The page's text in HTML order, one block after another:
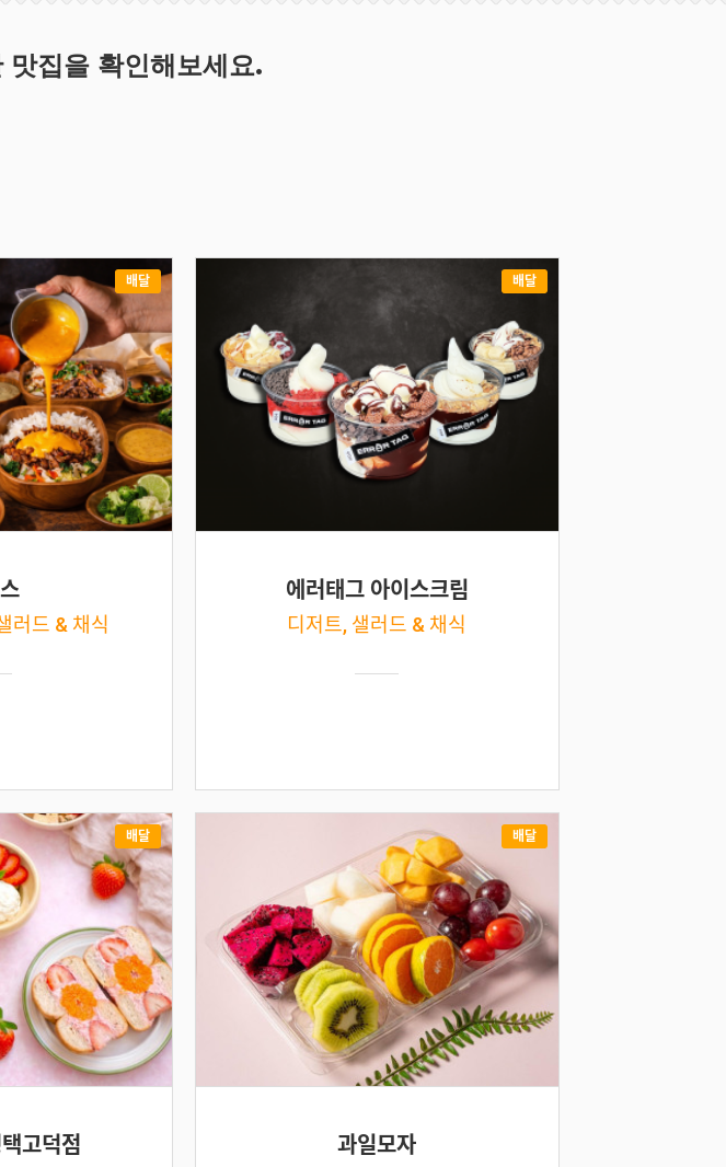
집을 확인해보세요.
배달
러드 & 채식
배달
에러태그 아이스크림
디저트, 샐러드 & 채식
배달
고덕점
배달
과일모자